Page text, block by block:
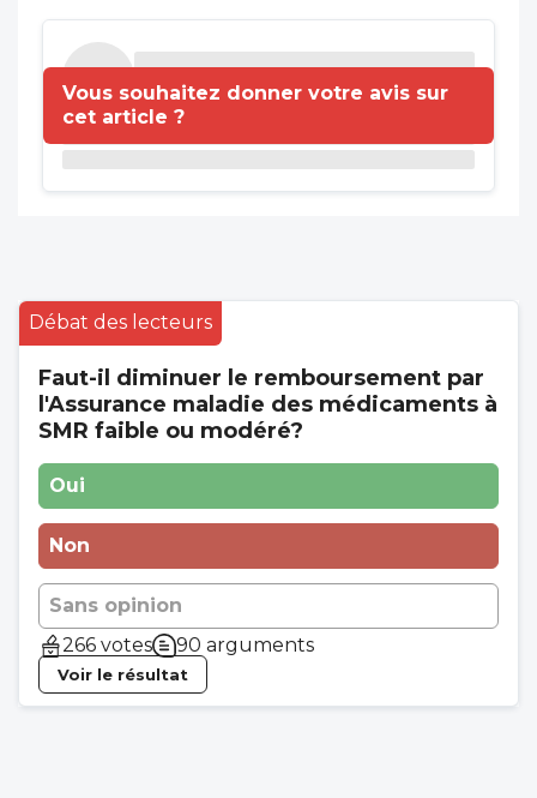
Vous souhaitez donner votre avis sur
cet article ?
Débat des lecteurs
Faut-il diminuer le remboursement par
l'Assurance maladie des médicaments à
SMR faible ou modéré?
Oui
Non
Sans opinion
266 votes
90 arguments
Voir le résultat